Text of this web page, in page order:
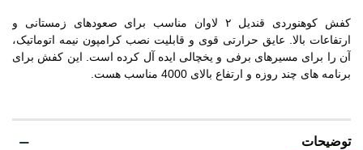
کفش کوهنوردی قندیل ۲ لاوان مناسب برای صعودهای زمستانی و
ارتفاعات بالا. عایق حرارتی قوی و قابلیت نصب کرامپون نیمه اتوماتیک،
آن را برای مسیرهای برفی و یخچالی ایده آل کرده است. این کفش برای
برنامه های چند روزه و ارتفاع بالای 4000 مناسب هست.
توضیحات